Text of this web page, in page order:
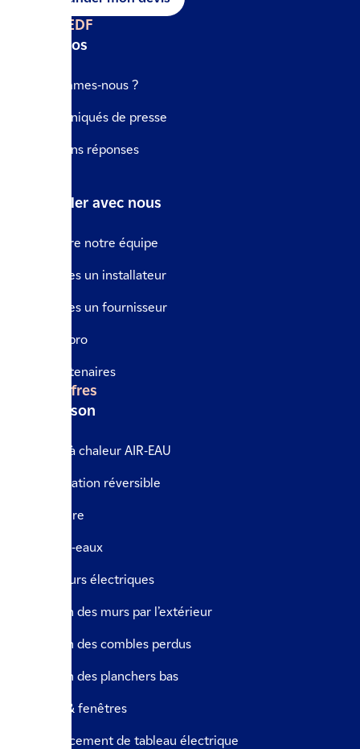
IZI by EDF
A propos
Qui sommes-nous ?
Communiqués de presse
Questions réponses
Travailler avec nous
Rejoindre notre équipe
Vous êtes un installateur
Vous êtes un fournisseur
Espace pro
Nos partenaires
Nos offres
La maison
Pompe à chaleur AIR-EAU
Climatisation réversible
Chaudière
Chauffe-eaux
Radiateurs électriques
Isolation des murs par l’extérieur
Isolation des combles perdus
Isolation des planchers bas
Portes & fenêtres
Remplacement de tableau électrique